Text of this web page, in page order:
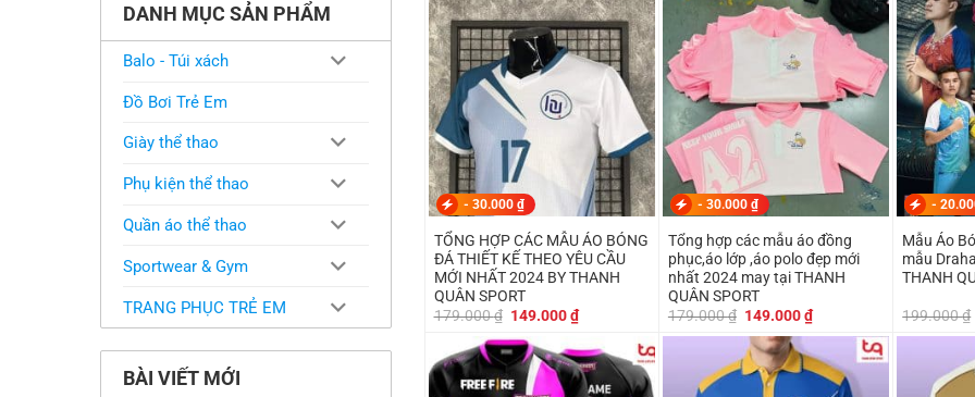
DANH MỤC SẢN PHẨM
Balo - Túi xách
Đồ Bơi Trẻ Em
Giày thể thao
Phụ kiện thể thao
Quần áo thể thao
Sportwear & Gym
TRANG PHỤC TRẺ EM
BÀI VIẾT MỚI
- 30.000 ₫
TỔNG HỢP CÁC MẪU ÁO BÓNG
ĐÁ THIẾT KẾ THEO YÊU CẦU
MỚI NHẤT 2024 BY THANH
QUÂN SPORT
179.000₫ Giá
là:
179.000 ₫.
149.000₫Giá
hiện
là:
149.000 ₫.
- 30.000 ₫
Tổng hợp các mẫu áo đồng
phục,áo lớp ,áo polo đẹp mới
nhất 2024 may tại THANH
QUÂN SPORT
179.000₫ Giá
là:
179.000 ₫.
149.000₫Giá
hiện
là:
149.000 ₫.
-
Mẫu Áo
mẫu
THANH
199.000₫